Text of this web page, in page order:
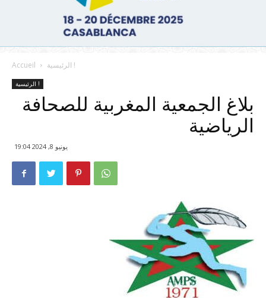
Accueil الرئيسية !
الرئيسية !
بلاغ الجمعية المغربية للصحافة
الرياضية
يونيو 8, 2024 19:04